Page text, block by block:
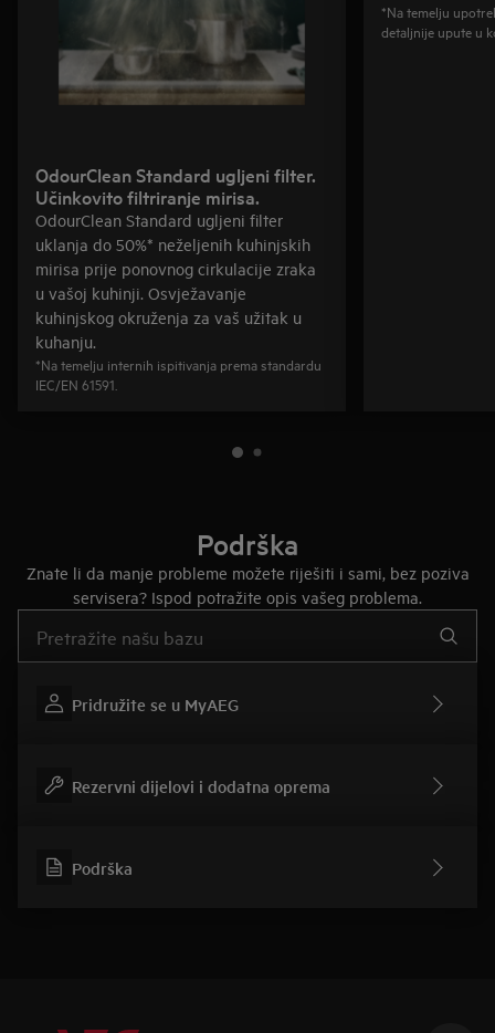
OdourClean Standard ugljeni filter.
Učinkovito filtriranje mirisa.
OdourClean Standard ugljeni filter
uklanja do 50%* neželjenih kuhinjskih
mirisa prije ponovnog cirkulacije zraka
u vašoj kuhinji. Osvježavanje
kuhinjskog okruženja za vaš užitak u
kuhanju.
*Na temelju internih ispitivanja prema standardu
IEC/EN 61591.
*Na temelju
detaljnije upute u
Podrška
Znate li da manje probleme možete riješiti i sami, bez poziva
servisera? Ispod potražite opis vašeg problema.
Pridružite se u MyAEG
Rezervni dijelovi i dodatna oprema
Podrška